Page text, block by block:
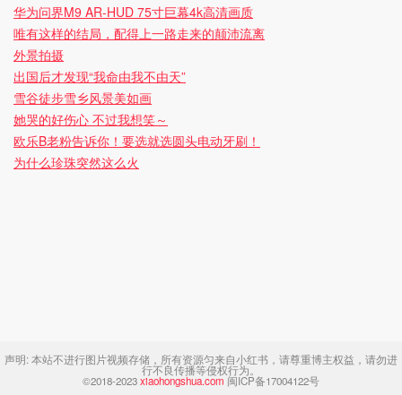
华为问界M9 AR-HUD 75寸巨幕4k高清画质
唯有这样的结局，配得上一路走来的颠沛流离
外景拍摄
出国后才发现“我命由我不由天”
雪谷徒步雪乡风景美如画
她哭的好伤心 不过我想笑～
欧乐B老粉告诉你！要选就选圆头电动牙刷！
为什么珍珠突然这么火
声明:本站不进行图片视频存储，所有资源匀来自小红书，请尊重博主权益，请勿进
行不良传播等侵权行为。
©2018-2023xiaohongshua.com 闽ICP备17004122号